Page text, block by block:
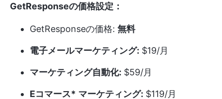
GetResponseの価格設定：
GetResponseの価格: 無料
電子メールマーケティング: $19/月
マーケティング自動化: $59/月
Eコマース* マーケティング: $119/月